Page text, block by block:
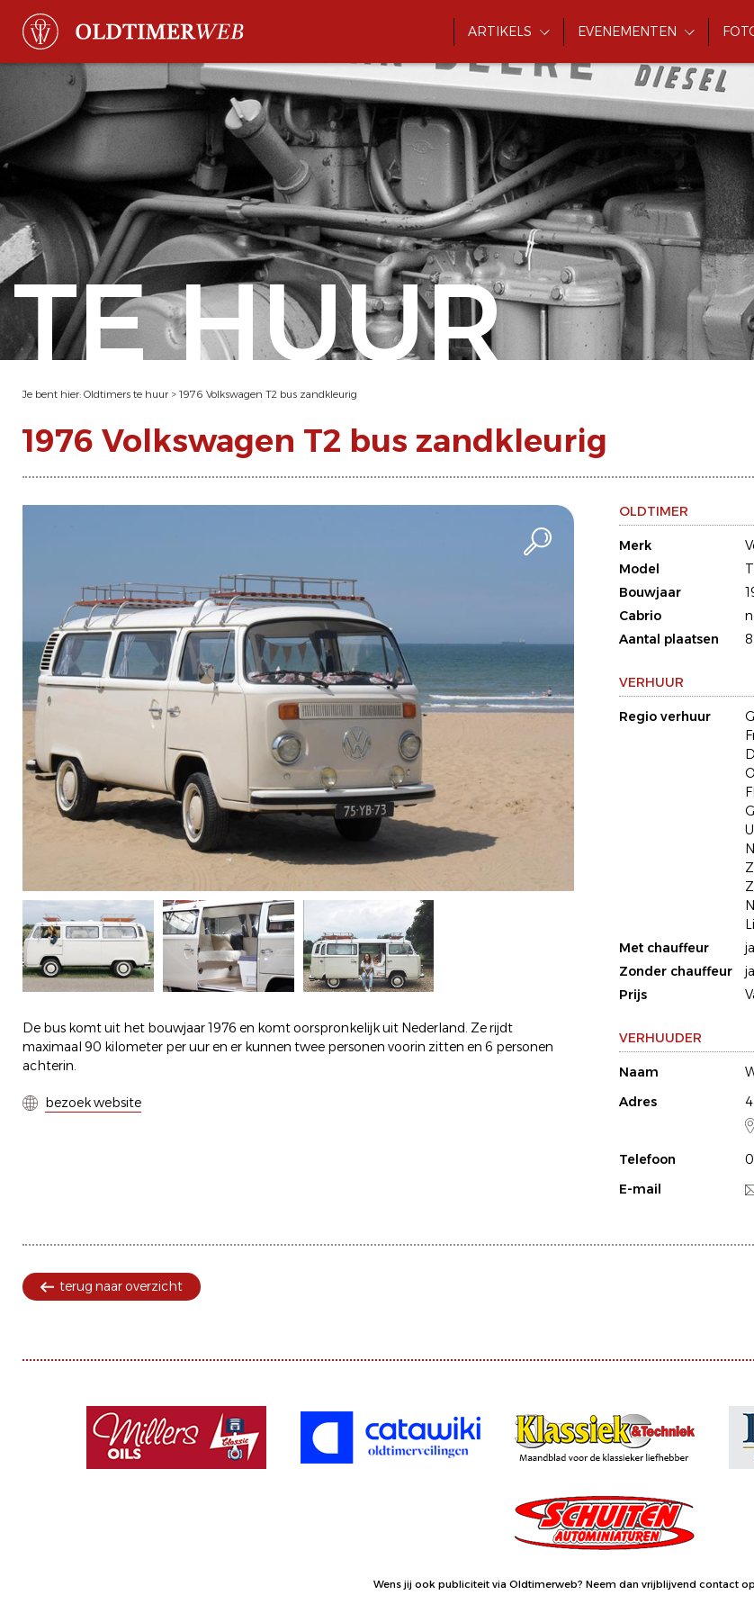
ARTIKELS EVENEMENTEN
TE HUUR
Je bent hier: Oldtimers te huur > 1976 Volkswagen T2 bus zandkleurig
1976 Volkswagen T2 bus zandkleurig
De bus komt uit het bouwjaar 1976 en komt oorspronkelijk uit Nederland. Ze rijdt
maximaal 90 kilometer per uur en er kunnen twee personen voorin zitten en 6 personen
achterin.
bezoek website
OLDTIMER
Merk
Model
Bouwjaar
Cabrio
Aantal plaatsen
VERHUUR
Regio verhuur
Met chauffeur
ja
Zonder chauffeur
ja
Prijs
VERHUUDER
Naam
Adres
Telefoon
E-mail
terug naar overzicht
Wens jij ook publiciteit via Oldtimerweb? Neem dan vrijblijvend contact op